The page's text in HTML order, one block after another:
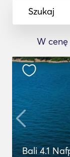
Szukaj
W cenę
Bali 4.1